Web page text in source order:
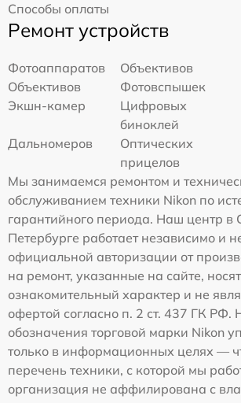
Способы оплаты
Ремонт устройств
Фотоаппаратов
Объективов
Объективов
Фотовспышек
Экшн-камер
Цифровых
биноклей
Дальномеров
Оптических
прицелов
Мы занимаемся ремонтом и
обслуживанием техники Nikon по
гарантийного периода. Наш центр в
Петербурге работает независимо и
официальной авторизации от
на ремонт, указанные на сайте,
ознакомительный характер и не
офертой согласно п. 2 ст. 437 ГК РФ.
обозначения торговой марки Nikon
только в информационных целях —
перечень техники, с которой мы
организация не аффилирована с